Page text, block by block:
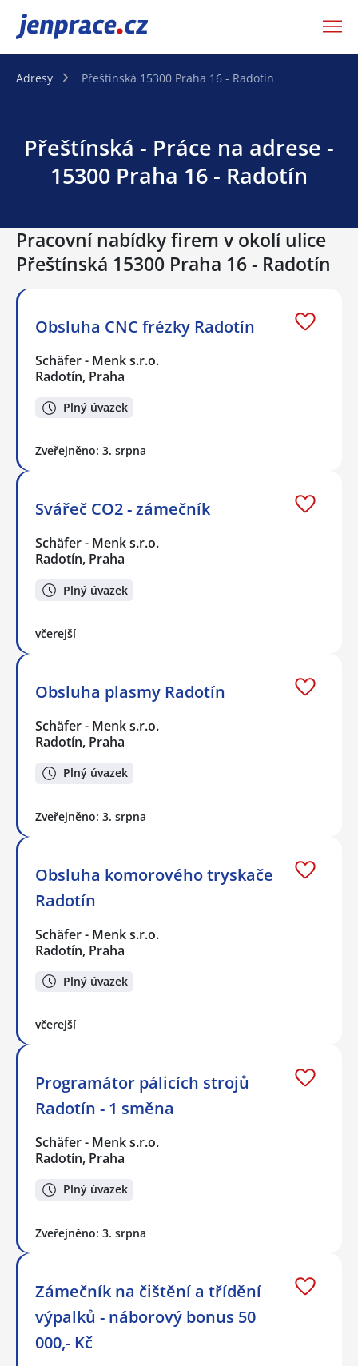
JenPráce.cz
Adresy Přeštínská 15300 Praha 16 - Radotín
Přeštínská - Práce na adrese -
15300 Praha 16 - Radotín
Pracovní nabídky firem v okolí ulice
Přeštínská 15300 Praha 16 - Radotín
Obsluha CNC frézky Radotín
Schäfer - Menk s.r.o.
Radotín, Praha
Plný úvazek
Zveřejněno: 3. srpna
Svářeč CO2 - zámečník
Schäfer - Menk s.r.o.
Radotín, Praha
Plný úvazek
včerejší
Obsluha plasmy Radotín
Schäfer - Menk s.r.o.
Radotín, Praha
Plný úvazek
Zveřejněno: 3. srpna
Obsluha komorového tryskače
Radotín
Schäfer - Menk s.r.o.
Radotín, Praha
Plný úvazek
včerejší
Programátor pálicích strojů
Radotín - 1 směna
Schäfer - Menk s.r.o.
Radotín, Praha
Plný úvazek
Zveřejněno: 3. srpna
Zámečník na čištění a třídění
výpalků - náborový bonus 50
000,- Kč